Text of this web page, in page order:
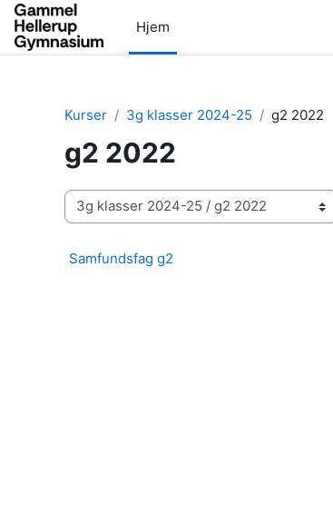
Gå til hovedindhold
Hjem
Kurser 3g klasser 2024-25 g2 2022
g2 2022
Kursuskategorier
Samfundsfag g2